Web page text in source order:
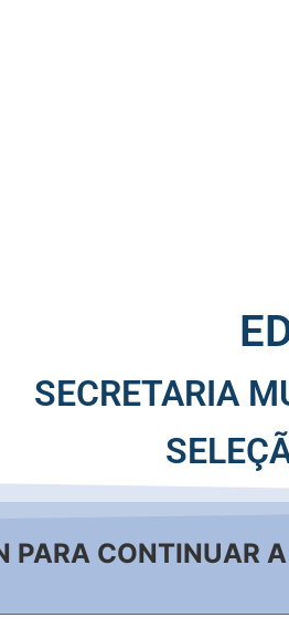
SECRETARIA
PARA CONTINUAR